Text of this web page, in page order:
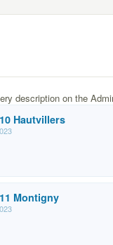
description on the
Hautvillers
Montigny